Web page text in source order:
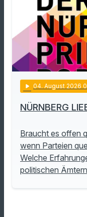
play_arrow 04. August 2026
NÜRNBERG
Braucht es offen
wenn Parteien
Welche
politischen